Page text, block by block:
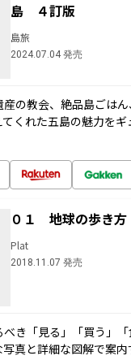
島 ４訂版
島旅
2024.07.04 発売
産の教会、絶品島ごは
くれた五島の魅力をギ
０１ 地球の歩き
Plat
2018.11.07 発売
き「見る」「買う」
真と詳細な図解で案